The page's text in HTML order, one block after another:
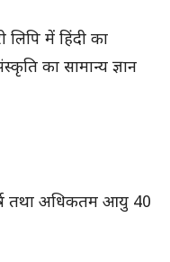
लिपि में हिंदी का
का सामान्य ज्ञान
तथा अधिकतम आयु 40